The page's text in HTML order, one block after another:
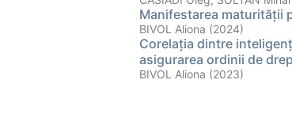
Manifestarea maturităţii
BIVOL Aliona (2024)
Corelaţia dintre
asigurarea ordinii de
BIVOL Aliona (2023)